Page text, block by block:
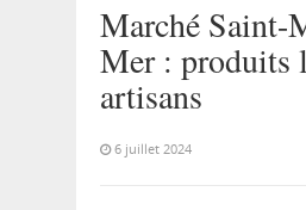
Marché Saint-
Mer : produits
artisans
6 juillet 2024